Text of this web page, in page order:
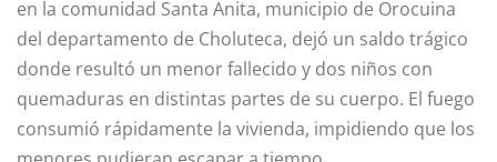
en la comunidad Santa Anita, municipio de Orocuina
del departamento de Choluteca, dejó un saldo trágico
donde resultó un menor fallecido y dos niños con
quemaduras en distintas partes de su cuerpo. El fuego
consumió rápidamente la vivienda, impidiendo que los